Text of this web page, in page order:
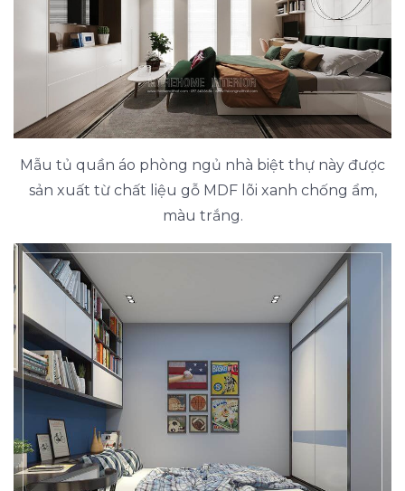
Mẫu tủ quần áo phòng ngủ nhà biệt thự này được
sản xuất từ chất liệu gỗ MDF lõi xanh chống ẩm,
màu trắng.